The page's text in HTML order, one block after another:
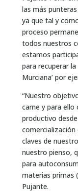
las más
ya que tal y
proceso
todos nuestros
estamos
para recuperar
Murciana’ por
“Nuestro
carne y para
productivo
comercialización
claves de
nuestro pienso,
para
materias primas
Pujante.